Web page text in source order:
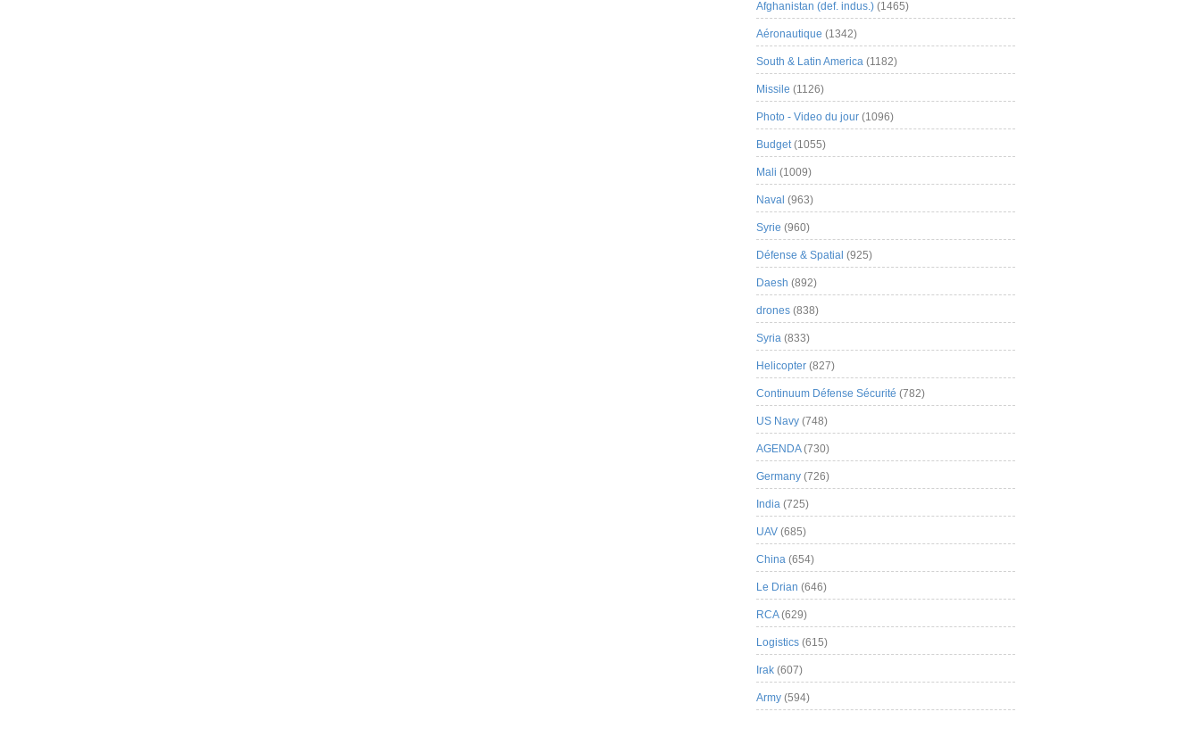
Afghanistan (def. indus.) (1465)
Aéronautique (1342)
South & Latin America (1182)
Missile (1126)
Photo - Video du jour (1096)
Budget(1055)
Mali (1009)
Naval (963)
Syrie (960)
Défense & Spatial (925)
Daesh (892)
drones (838)
Syria (833)
Helicopter (827)
Continuum Défense Sécurité (782)
US Navy (748)
AGENDA(730)
Germany (726)
India (725)
UAV (685)
China (654)
Le Drian (646)
RCA(629)
Logistics (615)
Irak (607)
Army (594)